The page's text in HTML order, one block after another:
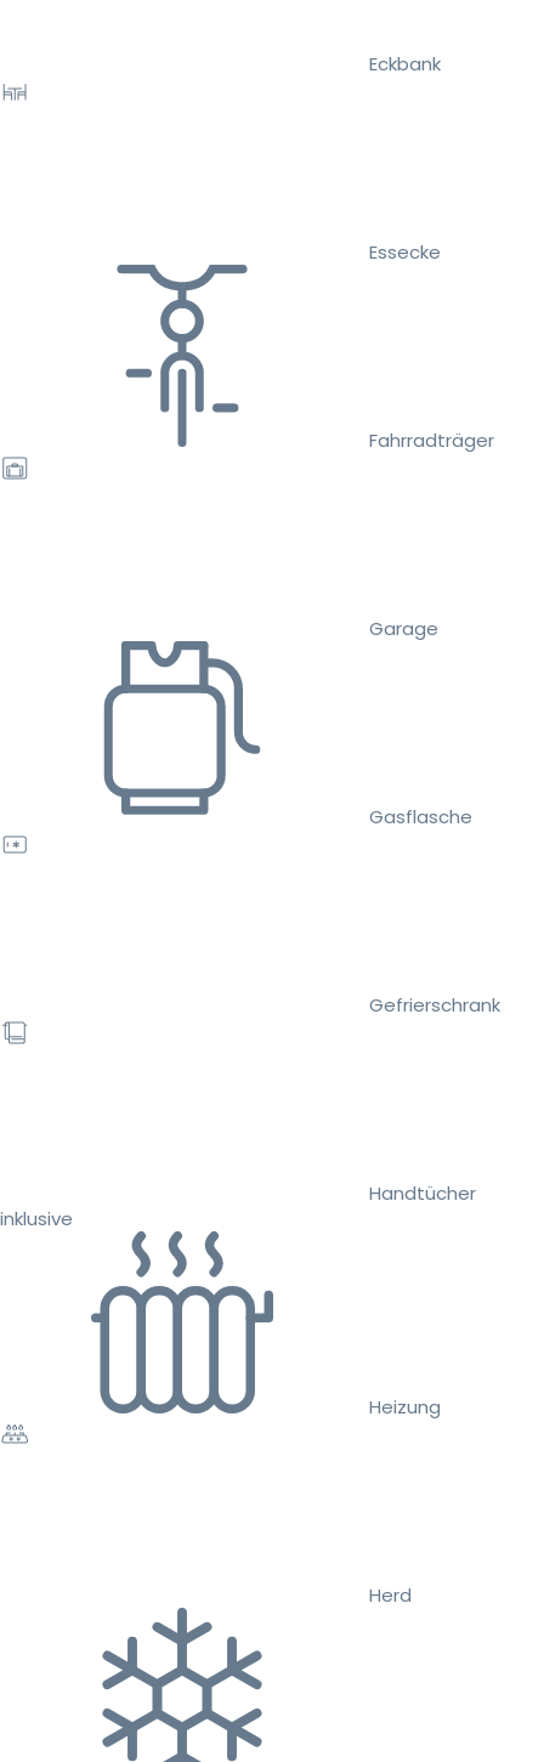
Eckbank
Essecke
Fahrradträger
Garage
Gasflasche
Gefrierschrank
Handtücher
inklusive
Heizung
Herd